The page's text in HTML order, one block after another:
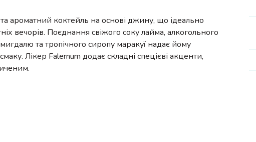
ароматний коктейль на основі джину, що ідеально
вечорів. Поєднання свіжого соку лайма, алкогольного
та тропічного сиропу маракуї надає йому
Лікер Falernum додає складні спецієві акценти,